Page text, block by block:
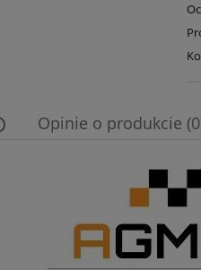
Cena nie zawiera ewentualnych
Opinie o produkcie